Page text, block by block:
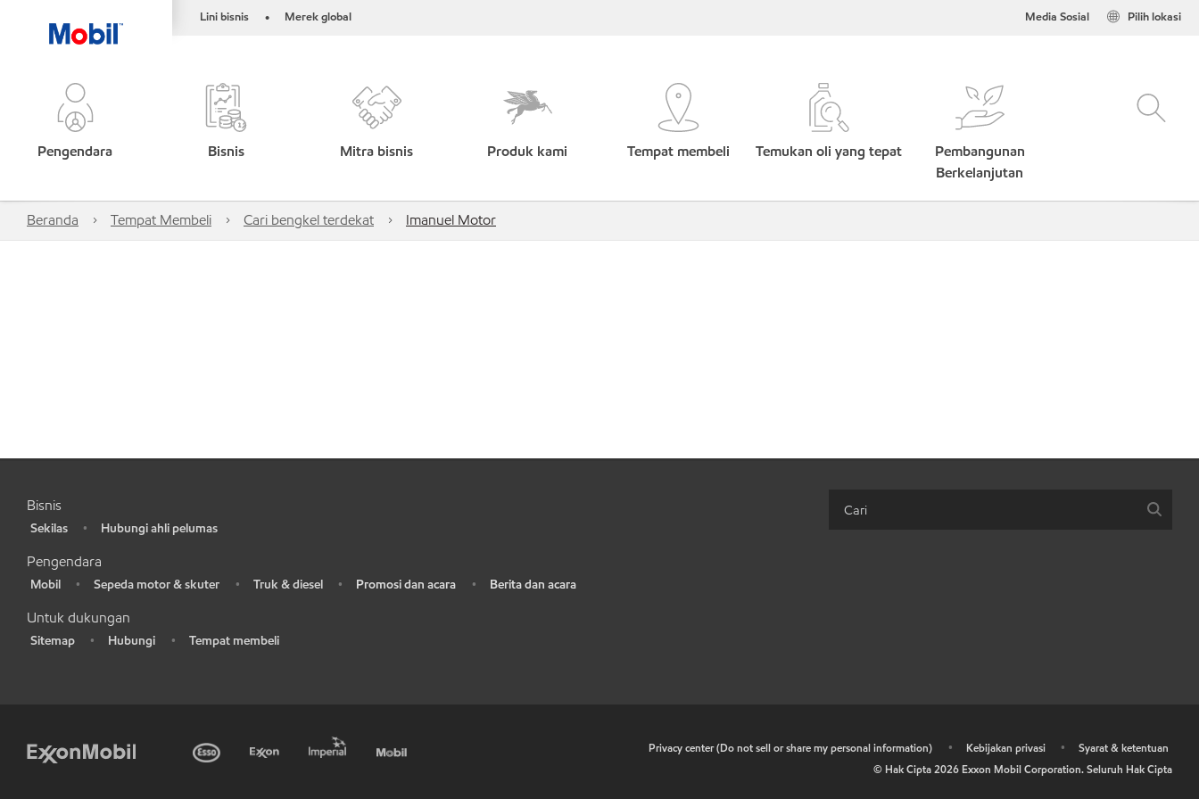
Lini bisnis • Merek global Pilih lokasi
Media Sosial
Pengendara Bisnis Mitra bisnis Produk kami Tempat membeli Temukan oli yang tepat
Pembangunan
Berkelanjutan
Beranda Tempat Membeli Cari bengkel terdekat Imanuel Motor
Bisnis
Sekilas • Hubungi ahli pelumas
Pengendara
Mobil • Sepeda motor & skuter • Truk & diesel • Promosi dan acara • Berita dan acara
Untuk dukungan
Sitemap • Hubungi • Tempat membeli
Privacy center (Do not sell or share my personal information) • Kebijakan privasi •
Syarat & ketentuan
© Hak Cipta2026 Exxon Mobil Corporation. Seluruh Hak Cipta